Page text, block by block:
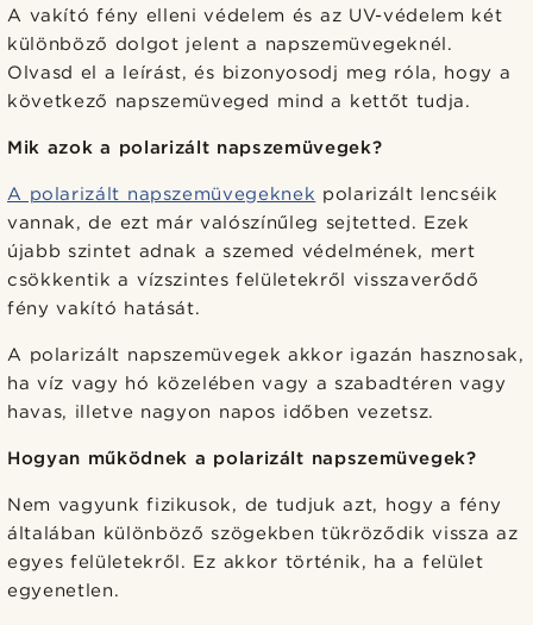
A vakító fény elleni védelem és az UV-védelem két
különböző dolgot jelent a napszemüvegeknél.
Olvasd el a leírást, és bizonyosodj meg róla, hogy a
következő napszemüveged mind a kettőt tudja.
Mik azok a polarizált napszemüvegek?
A polarizált napszemüvegeknek polarizált lencséik
vannak, de ezt már valószínűleg sejtetted. Ezek
újabb szintet adnak a szemed védelmének, mert
csökkentik a vízszintes felületekről visszaverődő
fény vakító hatását.
A polarizált napszemüvegek akkor igazán hasznosak,
ha víz vagy hó közelében vagy a szabadtéren vagy
havas, illetve nagyon napos időben vezetsz.
Hogyan működnek a polarizált napszemüvegek?
Nem vagyunk fizikusok, de tudjuk azt, hogy a fény
általában különböző szögekben tükröződik vissza az
egyes felületekről. Ez akkor történik, ha a felület
egyenetlen.